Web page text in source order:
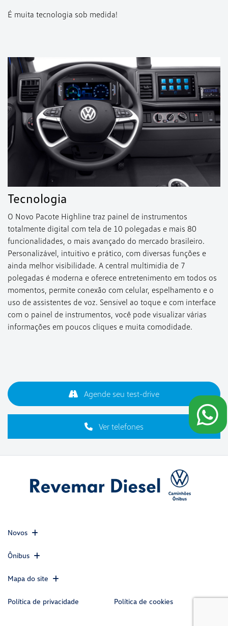
É muita tecnologia sob medida!
Tecnologia
O Novo Pacote Highline traz painel de instrumentos
totalmente digital com tela de 10 polegadas e mais 80
funcionalidades, o mais avançado do mercado brasileiro.
Personalizável, intuitivo e prático, com diversas funções e
ainda melhor visibilidade. A central multimídia de 7
polegadas é moderna e oferece entretenimento em todos os
momentos, permite conexão com celular, espelhamento e o
uso de assistentes de voz. Sensível ao toque e com interface
com o painel de instrumentos, você pode visualizar várias
informações em poucos cliques e muita comodidade.
Ver telefones
Agende seu test-drive
Novos
Ônibus
Mapa do site
Política de privacidade Política de cookies